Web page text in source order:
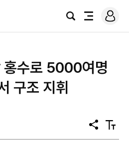
검
전
로
그
홍수로 5000여명
구조 지휘
공
유
텍
스